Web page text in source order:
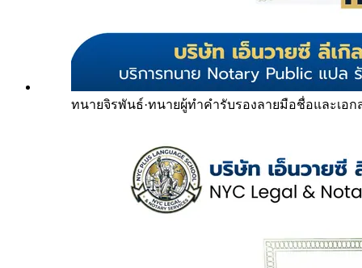
ทนายจิรพันธ์·ทนายผู้ทำคำรับรองลายมือชื่อและเอก